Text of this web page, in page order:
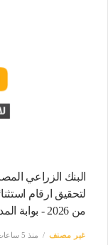
البنك الزراعي
لتحقيق ارقام
من 2026 - بوابة المدينة برس
غير مصنف منذ 5 ساعات